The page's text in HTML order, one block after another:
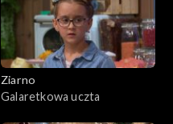
Ziarno
Galaretkowa uczta